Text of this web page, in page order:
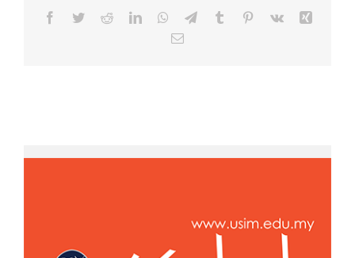
Facebook
TwitterRedditLinkedInWhatsApp
TelegramTumblr Pinterest
Vk
Email